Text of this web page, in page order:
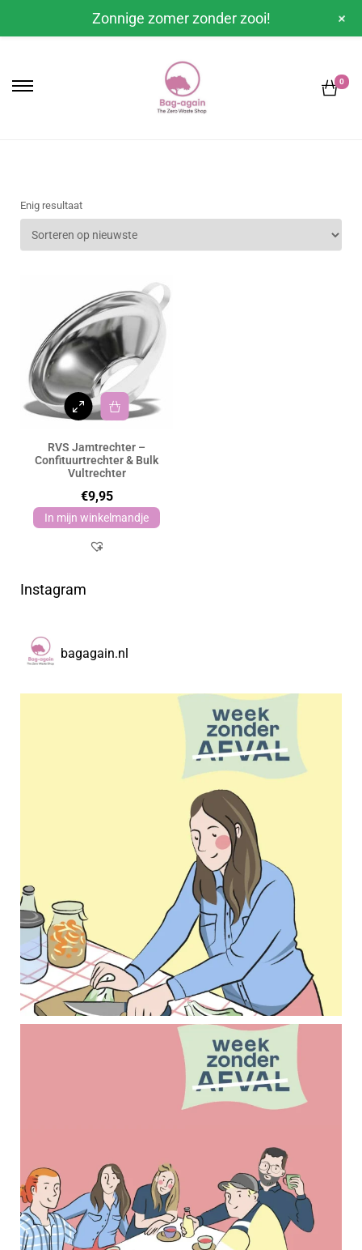
0
Enig resultaat
RVS Jamtrechter –
Confituurtrechter & Bulk
Vultrechter
€9,95
In mijn winkelmandje
Instagram
bagagain.nl
Zonnige zomer zonder zooi! +